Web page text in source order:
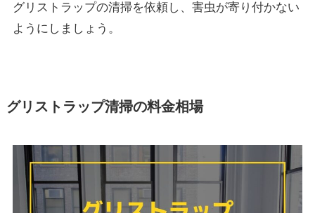
グリストラップの清掃を依頼し、害虫が寄り付かない
ようにしましょう。
グリストラップ清掃の料金相場